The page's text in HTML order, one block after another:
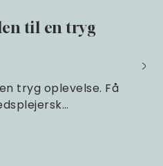
til en tryg
tryg oplevelse. Få